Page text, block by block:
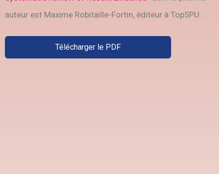
auteur est Maxime Robitaille-Fortin, éditeur à TopSPU.
Télécharger le PDF